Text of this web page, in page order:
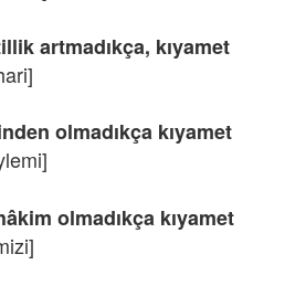
artmadıkça, kıyamet
olmadıkça kıyamet
olmadıkça kıyamet